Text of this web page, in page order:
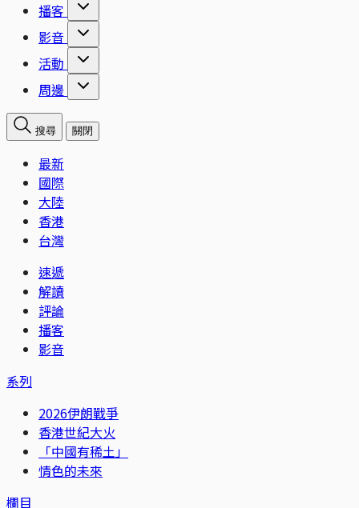
播客
影音
活動
周邊
搜尋 關閉
最新
國際
大陸
香港
台灣
速遞
解讀
評論
播客
影音
系列
2026伊朗戰爭
香港世紀大火
「中國有稀土」
情色的未來
欄目